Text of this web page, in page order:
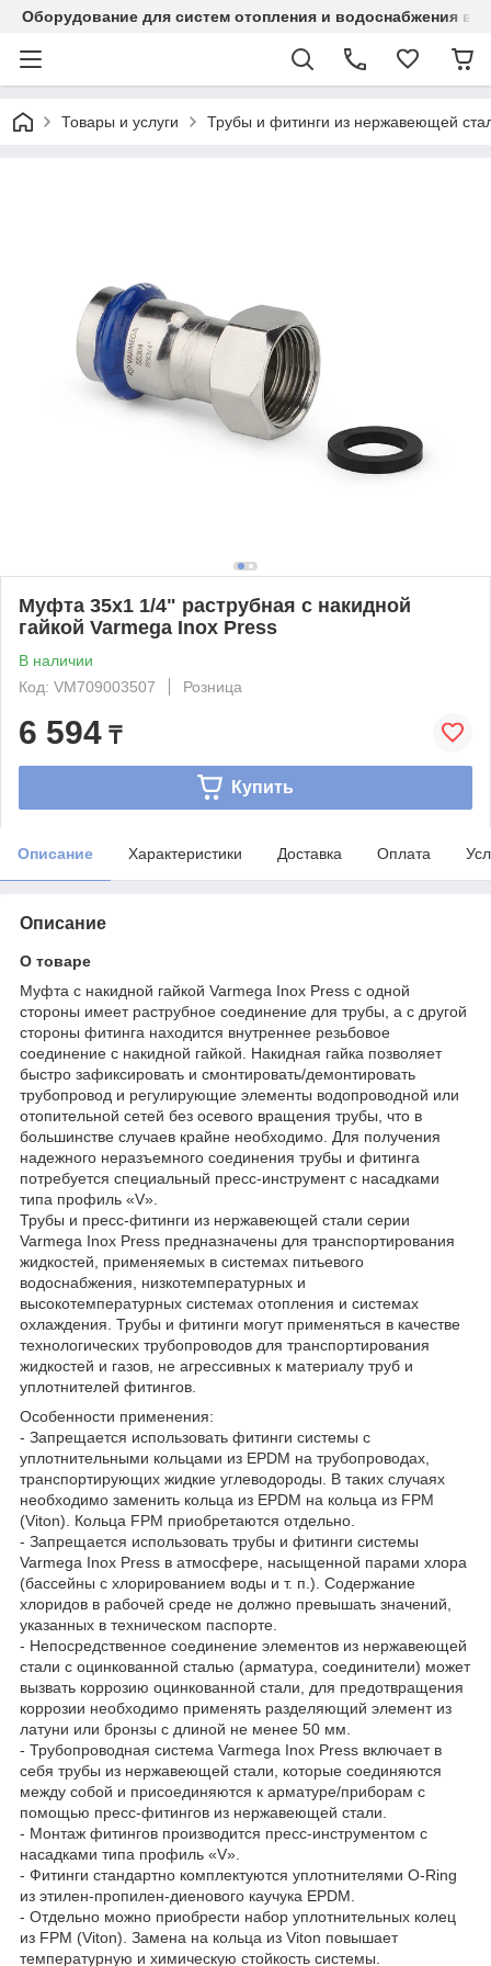
Оборудование для систем отопления и водоснабжения в
Товары и услуги Трубы и фитинги из нержавеющей
Муфта 35x1 1/4" раструбная с накидной
гайкой Varmega Inox Press
В наличии
Код: VM709003507
Розница
6 594 ₸
Купить
Описание Характеристики Доставка Оплата
Описание
О товаре
Муфта с накидной гайкой Varmega Inox Press с одной
стороны имеет раструбное соединение для трубы, а с другой
стороны фитинга находится внутреннее резьбовое
соединение с накидной гайкой. Накидная гайка позволяет
быстро зафиксировать и смонтировать/демонтировать
трубопровод и регулирующие элементы водопроводной или
отопительной сетей без осевого вращения трубы, что в
большинстве случаев крайне необходимо. Для получения
надежного неразъемного соединения трубы и фитинга
потребуется специальный пресс-инструмент с насадками
типа профиль «V».
Трубы и пресс-фитинги из нержавеющей стали серии
Varmega Inox Press предназначены для транспортирования
жидкостей, применяемых в системах питьевого
водоснабжения, низкотемпературных и
высокотемпературных системах отопления и системах
охлаждения. Трубы и фитинги могут применяться в качестве
технологических трубопроводов для транспортирования
жидкостей и газов, не агрессивных к материалу труб и
уплотнителей фитингов.
Особенности применения:
- Запрещается использовать фитинги системы с
уплотнительными кольцами из EPDM на трубопроводах,
транспортирующих жидкие углеводороды. В таких случаях
необходимо заменить кольца из EPDM на кольца из FPM
(Viton). Кольца FPM приобретаются отдельно.
- Запрещается использовать трубы и фитинги системы
Varmega Inox Press в атмосфере, насыщенной парами хлора
(бассейны с хлорированием воды и т. п.). Содержание
хлоридов в рабочей среде не должно превышать значений,
указанных в техническом паспорте.
- Непосредственное соединение элементов из нержавеющей
стали с оцинкованной сталью (арматура, соединители) может
вызвать коррозию оцинкованной стали, для предотвращения
коррозии необходимо применять разделяющий элемент из
латуни или бронзы с длиной не менее 50 мм.
- Трубопроводная система Varmega Inox Press включает в
себя трубы из нержавеющей стали, которые соединяются
между собой и присоединяются к арматуре/приборам с
помощью пресс-фитингов из нержавеющей стали.
- Монтаж фитингов производится пресс-инструментом с
насадками типа профиль «V».
- Фитинги стандартно комплектуются уплотнителями O-Ring
из этилен-пропилен-диенового каучука EPDM.
- Отдельно можно приобрести набор уплотнительных колец
из FPM (Viton). Замена на кольца из Viton повышает
температурную и химическую стойкость системы.